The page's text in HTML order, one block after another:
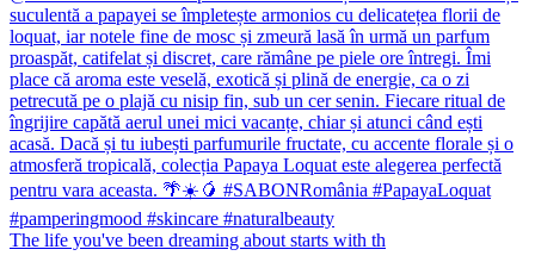
The life you've been dreaming about starts with th